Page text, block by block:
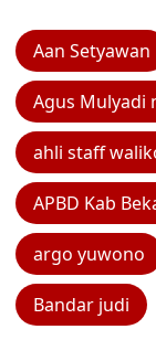
Aan Setyawan
Agus Mulyadi
ahli staff
APBD Kab
argo yuwono
Bandar judi